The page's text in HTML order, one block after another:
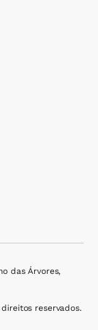
das Árvores,
direitos reservados.